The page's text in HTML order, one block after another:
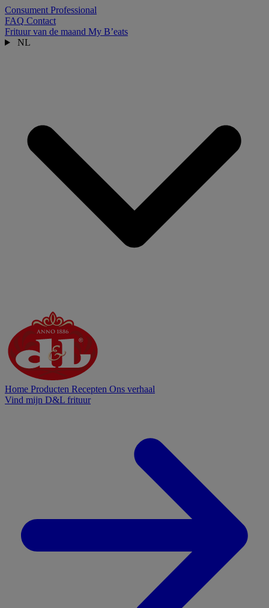
Consument Professional
FAQ Contact
Frituur van de maand My B’eats
NL
Home Producten Recepten Ons verhaal
Vind mijn D&L frituur